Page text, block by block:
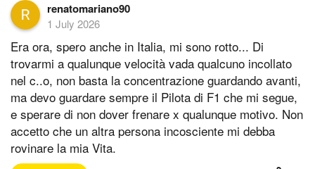
renatomariano90
1 July 2026
Era ora, spero anche in Italia, mi sono rotto... Di
trovarmi a qualunque velocità vada qualcuno incollato
nel c..o, non basta la concentrazione guardando avanti,
ma devo guardare sempre il Pilota di F1 che mi segue,
e sperare di non dover frenare x qualunque motivo. Non
accetto che un altra persona incosciente mi debba
rovinare la mia Vita.